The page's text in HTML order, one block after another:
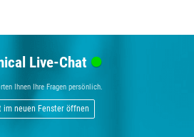
Live-Chat
Ihnen Ihre Fragen persönlich.
im neuen Fenster öffnen